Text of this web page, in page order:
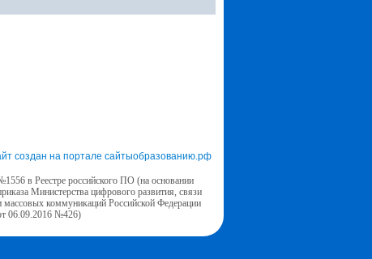
создан на портале сайтыобразованию.рф
в Реестре российского ПО (на основании
Министерства цифрового развития, связи
массовых коммуникаций Российской Федерации
06.09.2016 №426)